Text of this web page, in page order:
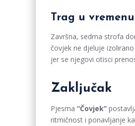
Trag u vremenu
Završna, sedma strofa
čovjek ne djeluje
jer se njegovi otisci
Zaključak
Pjesma “Čovjek”
ritmičnost i ponavljanje